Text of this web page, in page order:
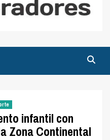
infantil con
Zona Continental